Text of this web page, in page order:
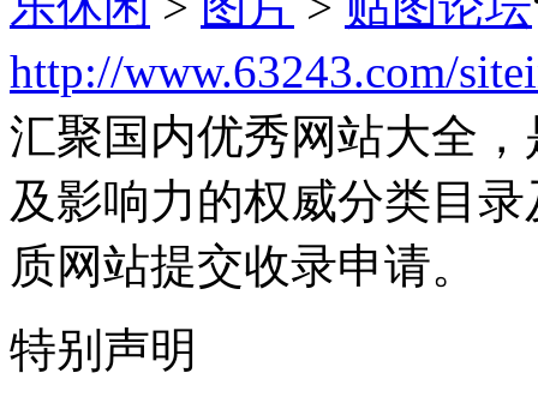
http://www.63243.com/
汇聚国内优秀网站大全
及影响力的权威分类目
质网站提交收录申请。
特别声明